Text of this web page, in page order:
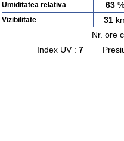
Umiditatea relativa 63 %
Vizibilitate 31
Nr. ore
Index UV : 7